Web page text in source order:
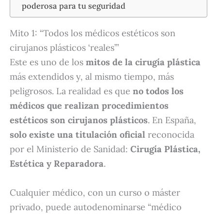
poderosa para tu seguridad
Mito 1: “Todos los médicos estéticos son
cirujanos plásticos ‘reales’”
Este es uno de los mitos de la cirugía plástica
más extendidos y, al mismo tiempo, más
peligrosos. La realidad es que no todos los
médicos que realizan procedimientos
estéticos son cirujanos plásticos. En España,
solo existe una titulación oficial reconocida
por el Ministerio de Sanidad: Cirugía Plástica,
Estética y Reparadora.
Cualquier médico, con un curso o máster
privado, puede autodenominarse “médico